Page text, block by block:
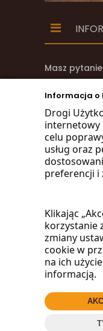
Informacja o
Drogi
internetowy
celu
usług oraz
preferencji i
Klikając
korzystanie
zmiany
cookie w
na ich
informacją.
Masz
zadzwoń
668 470
660 072
lub napisz:
Facebook